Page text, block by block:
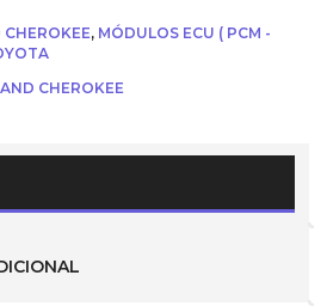
CHEROKEE, MÓDULOS ECU ( PCM -
CHEROKEE